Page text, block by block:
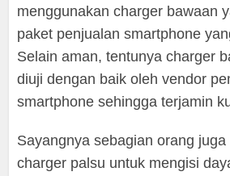
menggunakan charger bawaan
paket penjualan smartphone
Selain aman, tentunya charger
diuji dengan baik oleh vendor
smartphone sehingga terjamin
Sayangnya sebagian orang
charger palsu untuk mengisi